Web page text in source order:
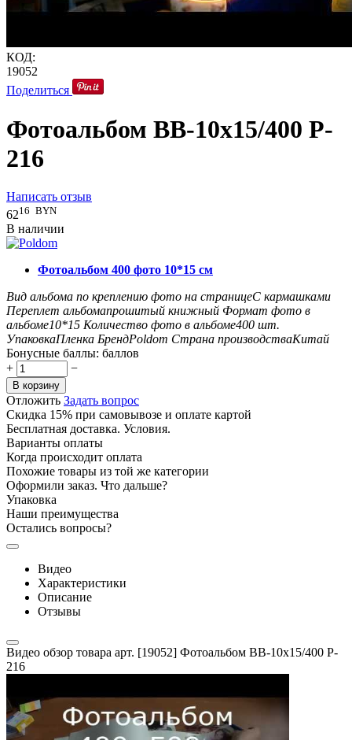
КОД:
19052
Поделиться
Фотоальбом BB-10x15/400 P-
216
Написать отзыв
6216 BYN
В наличии
Фотоальбом 400 фото 10*15 см
Вид альбома по креплению фото на страницеС кармашками
Переплет альбомапрошитый книжный Формат фото в
альбоме10*15 Количество фото в альбоме400 шт.
УпаковкаПленка БрендPoldom Страна производстваКитай
Бонусные баллы: баллов
+
−
В корзину
Отложить Задать вопрос
Скидка 15% при самовывозе и оплате картой
Бесплатная доставка. Условия.
Варианты оплаты
Когда происходит оплата
Похожие товары из той же категории
Оформили заказ. Что дальше?
Упаковка
Наши преимущества
Остались вопросы?
Видео
Характеристики
Описание
Отзывы
Видео обзор товара арт. [19052] Фотоальбом BB-10x15/400 P-
216